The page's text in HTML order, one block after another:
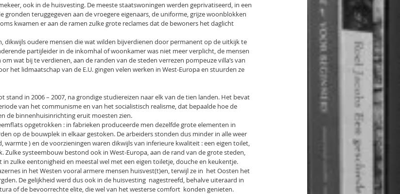
ook in de huisvesting. De meeste staatswoningen werden geprivatiseerd, in een
gronden teruggegeven aan de vroegere eigenaars, de uniforme, grijze woonblokken
kwamen er aan de ramen zulke grote reclames dat de bewoners het daglicht
dikwijls oudere mensen die wat wilden bijverdienen door permanent op de uitkijk te
partijleider in de inkomhal of woonkamer was niet meer verplicht, de mensen
wat bij te verdienen, aan de randen van de steden verrezen pompeuze villa’s van
het lidmaatschap van de E.U. gingen velen werken in West-Europa en stuurden ze
stand in 2006 – 2007, na grondige studiereizen naar elk van de tien landen. Het bevat
van het communisme en van het socialistisch realisme, dat bepaalde hoe de
de binnenhuisinrichting eruit moesten zien.
opgetrokken : in fabrieken produceerde men dezelfde grote elementen in
op de bouwplek in elkaar gestoken. De arbeiders stonden dus minder in alle weer
warmte ) en de voorzieningen waren dikwijls van inferieure kwaliteit : een eigen toilet,
Zulke systeembouw bestond ook in West-Europa, aan de rand van de grote steden,
zulke eentonigheid en meestal wel met een eigen toiletje, douche en keukentje.
in het Westen vooral armere mensen huisvest(t)en, terwijl ze in  het Oosten het
De gelijkheid werd dus ook in de huisvesting  nagestreefd, behalve uiteraard in
of de bevoorrechte elite, die wel van het westerse comfort  konden genieten.